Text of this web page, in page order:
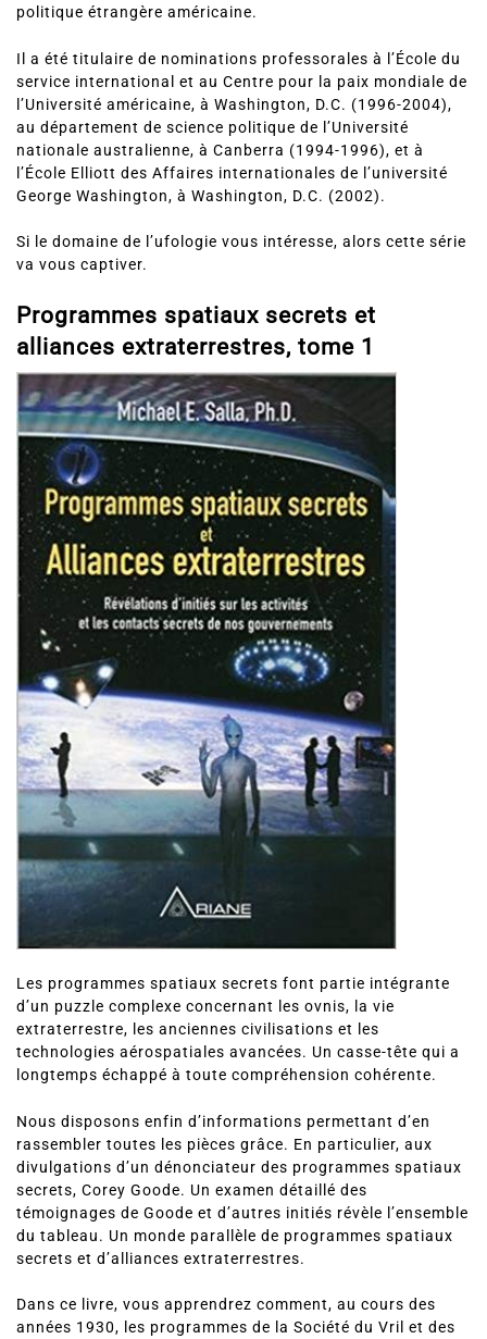
politique étrangère américaine.
Il a été titulaire de nominations professorales à l’École du
service international et au Centre pour la paix mondiale de
l’Université américaine, à Washington, D.C. (1996-2004),
au département de science politique de l’Université
nationale australienne, à Canberra (1994-1996), et à
l’École Elliott des Affaires internationales de l’université
George Washington, à Washington, D.C. (2002).
Si le domaine de l’ufologie vous intéresse, alors cette série
va vous captiver.
Programmes spatiaux secrets et
alliances extraterrestres, tome 1
Les programmes spatiaux secrets font partie intégrante
d’un puzzle complexe concernant les ovnis, la vie
extraterrestre, les anciennes civilisations et les
technologies aérospatiales avancées. Un casse-tête qui a
longtemps échappé à toute compréhension cohérente.
Nous disposons enfin d’informations permettant d’en
rassembler toutes les pièces grâce. En particulier, aux
divulgations d’un dénonciateur des programmes spatiaux
secrets, Corey Goode. Un examen détaillé des
témoignages de Goode et d’autres initiés révèle l’ensemble
du tableau. Un monde parallèle de programmes spatiaux
secrets et d’alliances extraterrestres.
Dans ce livre, vous apprendrez comment, au cours des
années 1930, les programmes de la Société du Vril et des